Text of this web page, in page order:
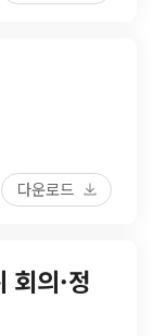
다운로드
의·정